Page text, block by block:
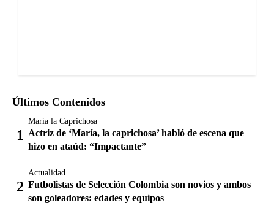
Últimos Contenidos
María la Caprichosa
Actriz de ‘María, la caprichosa’ habló de escena que
hizo en ataúd: “Impactante”
Actualidad
Futbolistas de Selección Colombia son novios y ambos
son goleadores: edades y equipos